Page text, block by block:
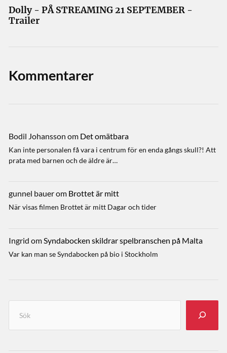
Dolly - PÅ STREAMING 21 SEPTEMBER -
Trailer
Kommentarer
Bodil Johansson om Det omätbara
Kan inte personalen få vara i centrum för en enda gångs skull?! Att
prata med barnen och de äldre är…
gunnel bauerom Brottet är mitt
När visas filmen Brottet är mitt Dagar och tider
Ingrid omSyndabocken skildrar spelbranschen på Malta
Var kan man se Syndabocken på bio i Stockholm